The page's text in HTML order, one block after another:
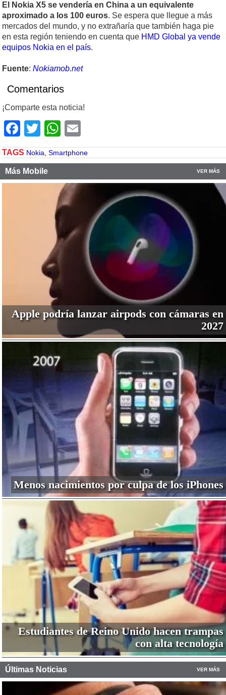
El Nokia X5 se vendería en China a un equivalente
aproximado a los 100 euros. Se espera que llegue a más
mercados del mundo, y no extrañaría que también haga pie
en esta región teniendo en cuenta que HMD Global ya vende
equipos Nokia en el país.
Fuente: Nokiamob.net
Comentarios
¡Comparte esta noticia!
Facebook
TwitterWhatsApp
TAGS Nokia, Smartphone
Más Mobile VER MÁS
Apple podría lanzar airpods con cámaras en
2027
Menos nacimientos por culpa de los iPhones
Estudiantes de Reino Unido hacen trampas
con alta tecnología
Últimas Noticias VER MÁS